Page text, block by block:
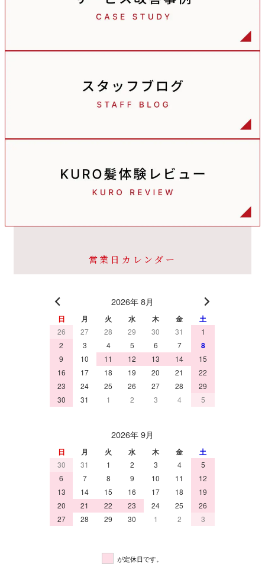
営業日カレンダー
2026年 8月
日 月 火 水 木 金 土
26 27 28 29 30 31
1
2
3 4 5 6 7 8
9 10 11 12 13 14
15
16
17 18 19 20 21
22
23
24 25 26 27 28
29
30
31 1 2 3 4 5
2026年 9月
日 月 火 水 木 金 土
30 31 1 2 3 4
5
6
7 8 9 10 11
12
13
14 15 16 17 18
19
20
21 22 23 24 25
26
27
28 29 30 1 2 3
が定休日です。